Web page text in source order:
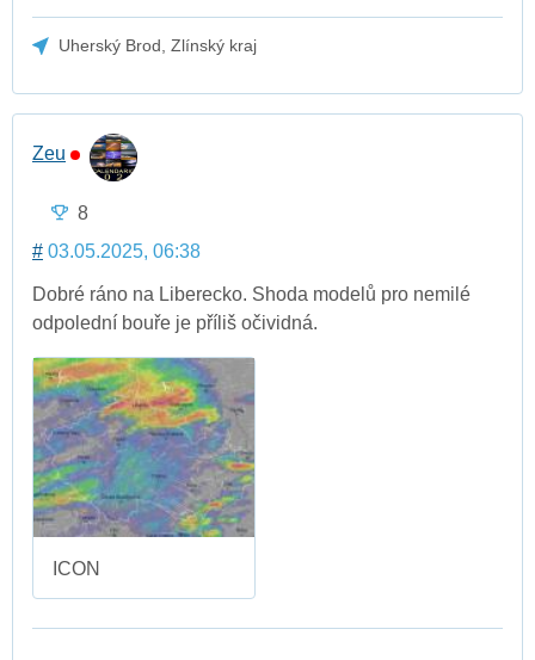
Uherský Brod, Zlínský kraj
Zeu
8
# 03.05.2025, 06:38
Dobré ráno na Liberecko. Shoda modelů pro nemilé
odpolední bouře je příliš očividná.
ICON